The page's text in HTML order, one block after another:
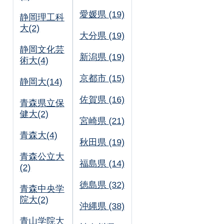
静岡理工科
大(2)
静岡文化芸
術大(4)
静岡大(14)
青森県立保
健大(2)
青森大(4)
青森公立大
(2)
青森中央学
院大(2)
青山学院大
愛媛県 (19)
大分県 (19)
新潟県 (19)
京都市 (15)
佐賀県 (16)
宮崎県 (21)
秋田県 (19)
福島県 (14)
徳島県 (32)
沖縄県 (38)